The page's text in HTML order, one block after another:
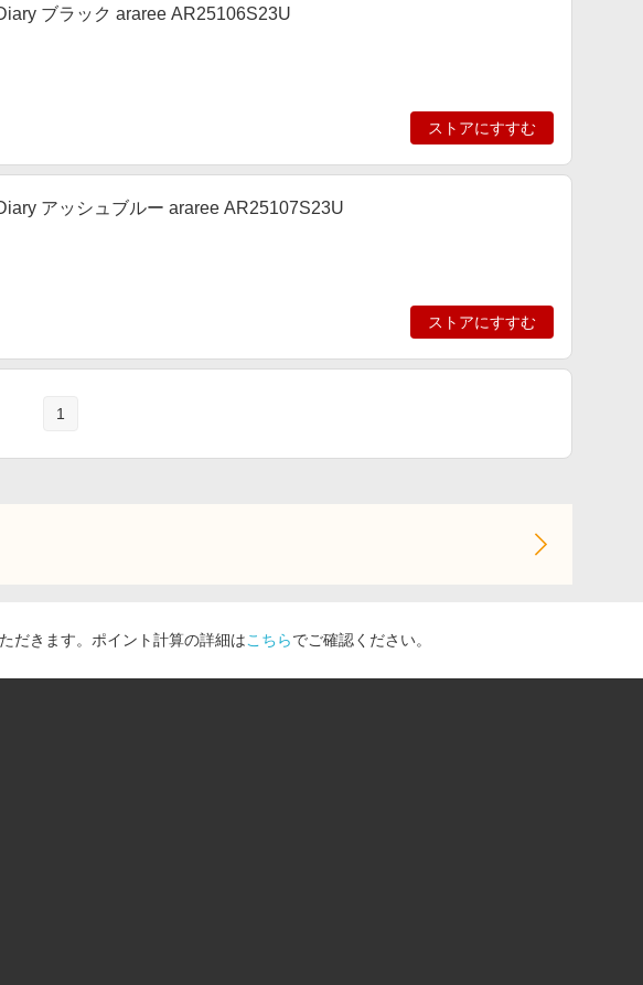
ブラック araree AR25106S23U
ストアにすすむ
アッシュブルー araree AR25107S23U
ストアにすすむ
1
だきます。ポイント計算の詳細はこちらでご確認ください。